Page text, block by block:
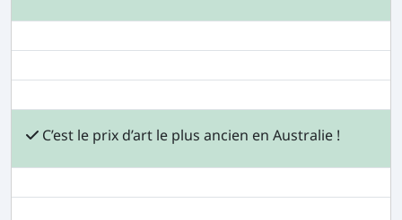
C’est le prix d’art le plus ancien en Australie !